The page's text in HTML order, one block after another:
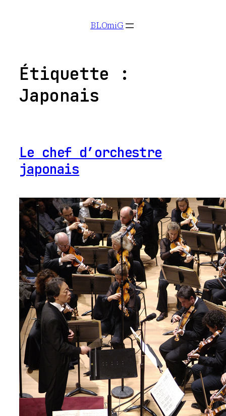
BLOmiG
Étiquette :
Japonais
Le chef d’orchestre
japonais